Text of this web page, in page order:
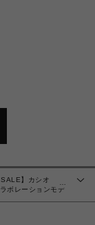
SALE】カシオ
ボレーションモデ